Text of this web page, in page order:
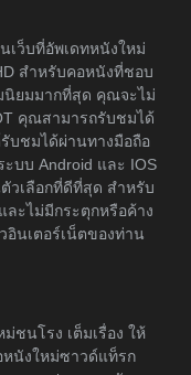
เว็บที่อัพเดทหนังใหม่
สำหรับคอหนังที่ชอบ
นิยมมากที่สุด คุณจะไม่
คุณสามารถรับชมได้
บชมได้ผ่านทางมือถือ
ะบบ Android และ IOS
วเลือกที่ดีที่สุด สำหรับ
ะไม่มีกระตุกหรือค้าง
อินเตอร์เน็ตของท่าน
ชนโรง เต็มเรื่อง ให้
หนังใหม่ซาวด์แท็รก